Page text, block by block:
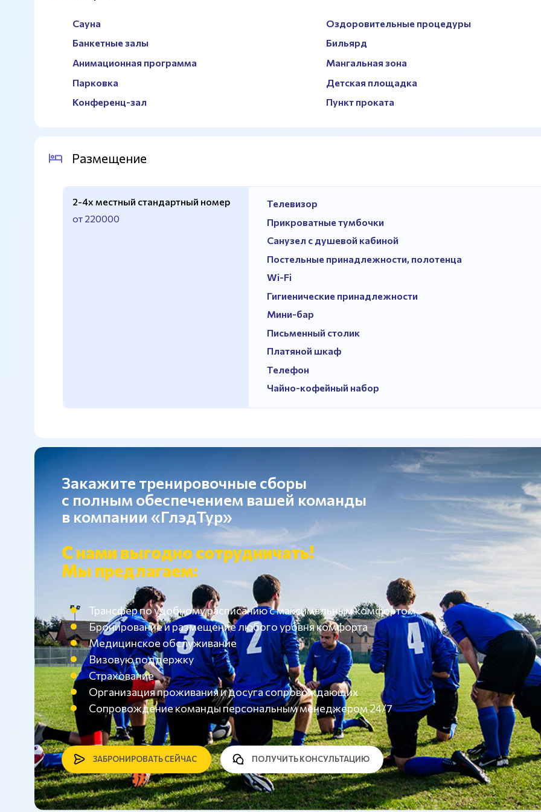
Сауна
Оздоровительные процедуры
Банкетные залы
Бильярд
Анимационная программа
Мангальная зона
Парковка
Детская площадка
Конференц-зал
Пункт проката
Размещение
2-4х местный стандартный номер
от 220000
Телевизор
Прикроватные тумбочки
Санузел с душевой кабиной
Постельные принадлежности, полотенца
Wi-Fi
Гигиенические принадлежности
Мини-бар
Письменный столик
Платяной шкаф
Телефон
Чайно-кофейный набор
Закажите тренировочные сборы
с полным обеспечением вашей команды
в компании «ГлэдТур»
С нами выгодно сотрудничать!
Мы предлагаем:
Трансфер по удобному расписанию с максимальным комфортом
Бронирование и размещение любого уровня комфорта
Медицинское обслуживание
Визовую поддержку
Страхование
Организация проживания и досуга сопровождающих
Сопровождение команды персональным менеджером 24/7
ЗАБРОНИРОВАТЬ СЕЙЧАС ПОЛУЧИТЬ КОНСУЛЬТАЦИЮ